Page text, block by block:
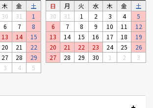
木 金
土
30 31
1
6 7
8
13 14
15
20 21
22
27 28
29
3 4 5
日 月 火 水 木 金
土
30
31 1 2 3 4
5
6
7 8 9 10 11
12
13
14 15 16 17 18
19
20
21 22 23 24 25
26
27
28 29 30 1 2 3